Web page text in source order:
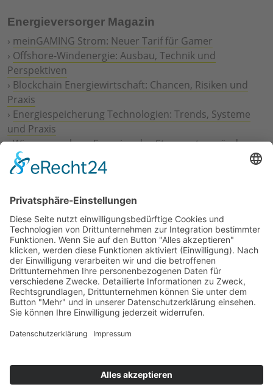
Energieversorger Magazin
› meinGAMING Strom: Neuer Tarif für Gamer
› Offshore-Windenergie: Ausbau, Technik und
Perspektiven
› Blockchain Energiewirtschaft: Chancen, Risiken und
Praxis
› Energiespeicherung Technologien: Trends, Systeme
und Praxis
›Wie erneuerbare Energien das Stromnetz verändern
Digitalisierung Energiewirtschaft: Effizienz, Netze und
Prozesse
Geschäftsmodelle
›Vorstandswechsel Westenergie: Böddeling übernimmt
befristet
›Wasserstoff-Hochlauf: Dialog, Infrastruktur und
konkrete Schritte
›Solaranlage Regenbogenfarben: FC St. Pauli und
LichtBlick installieren erste weltweite Anlage
Jetzt an der STUDIE360 teilnehmen
Wir möchten Transparenz mit einheitlichen Kriterien
kostenlose Teilnahme wichtig. Die Ergebnisse werden
umgehend nach Teilnahme und Auswertung auf